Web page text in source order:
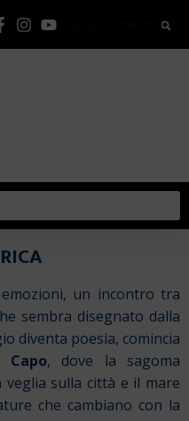
un incontro tra
sembra disegnato dalla
diventa poesia, comincia
, dove la sagoma
veglia sulla città e il mare
che cambiano con la